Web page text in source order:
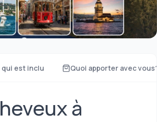
qui est inclu Quoi apporter avec vous?
à